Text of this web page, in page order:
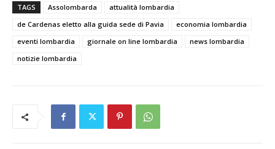
TAGS Assolombarda
attualità lombardia
de Cardenas eletto alla guida sede di Pavia
economia lombardia
eventi lombardia
giornale on line lombardia
news lombardia
notizie lombardia